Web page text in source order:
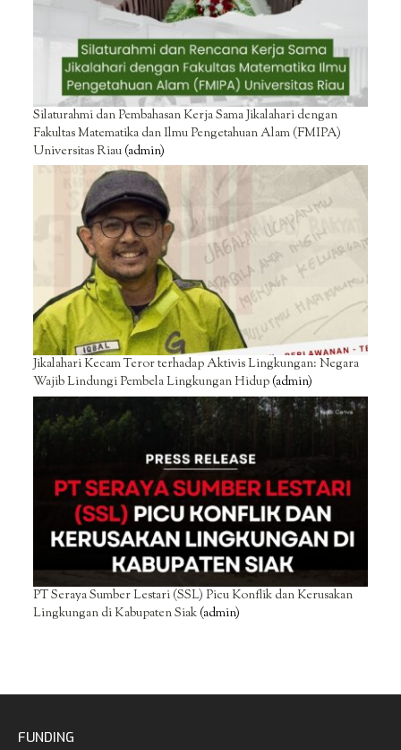
Silaturahmi dan Pembahasan Kerja Sama Jikalahari dengan
Fakultas Matematika dan Ilmu Pengetahuan Alam (FMIPA)
Universitas Riau(admin)
Jikalahari Kecam Teror terhadap Aktivis Lingkungan: Negara
Wajib Lindungi Pembela Lingkungan Hidup(admin)
PT Seraya Sumber Lestari (SSL) Picu Konflik dan Kerusakan
Lingkungan di Kabupaten Siak(admin)
FUNDING